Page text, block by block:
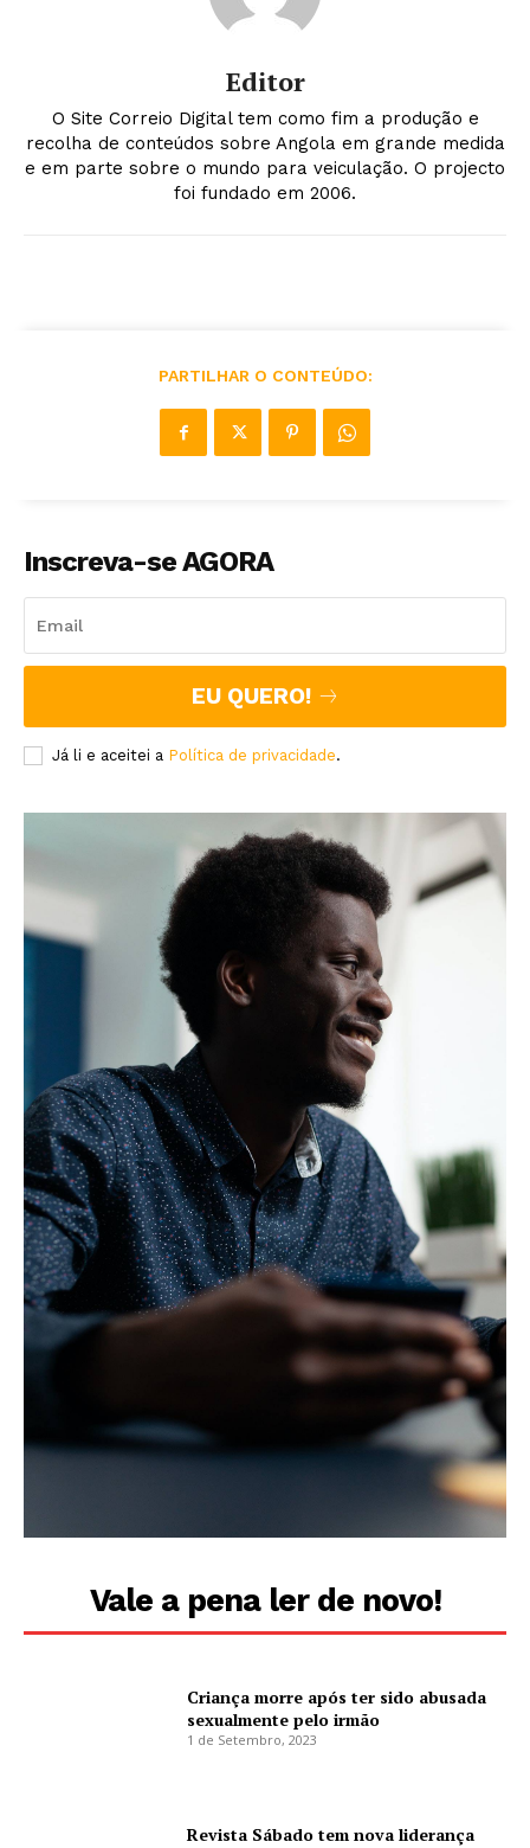
Editor
O Site Correio Digital tem como fim a produção e
recolha de conteúdos sobre Angola em grande medida
e em parte sobre o mundo para veiculação. O projecto
foi fundado em 2006.
PARTILHAR O CONTEÚDO:
Inscreva-se AGORA
EU QUERO!
Já li e aceitei a Política de privacidade.
Vale a pena ler de novo!
Criança morre após ter sido abusada
sexualmente pelo irmão
1 de Setembro, 2023
Revista Sábado tem nova liderança